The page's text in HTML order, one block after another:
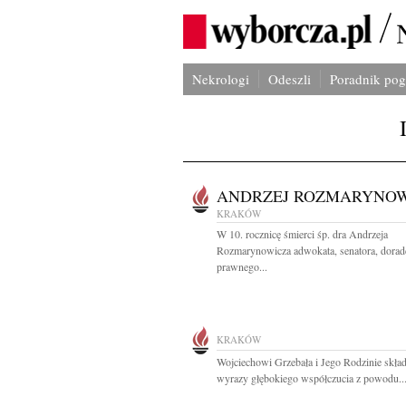
Nekrologi Odeszli Poradnik
ANDRZEJ
KRAKÓW
W 10. rocznicę śmierci śp. dra Andrzeja
Rozmarynowicza adwokata, senatora,
prawnego...
KRAKÓW
Wojciechowi Grzebała i Jego Rodzinie
wyrazy głębokiego współczucia z powodu...